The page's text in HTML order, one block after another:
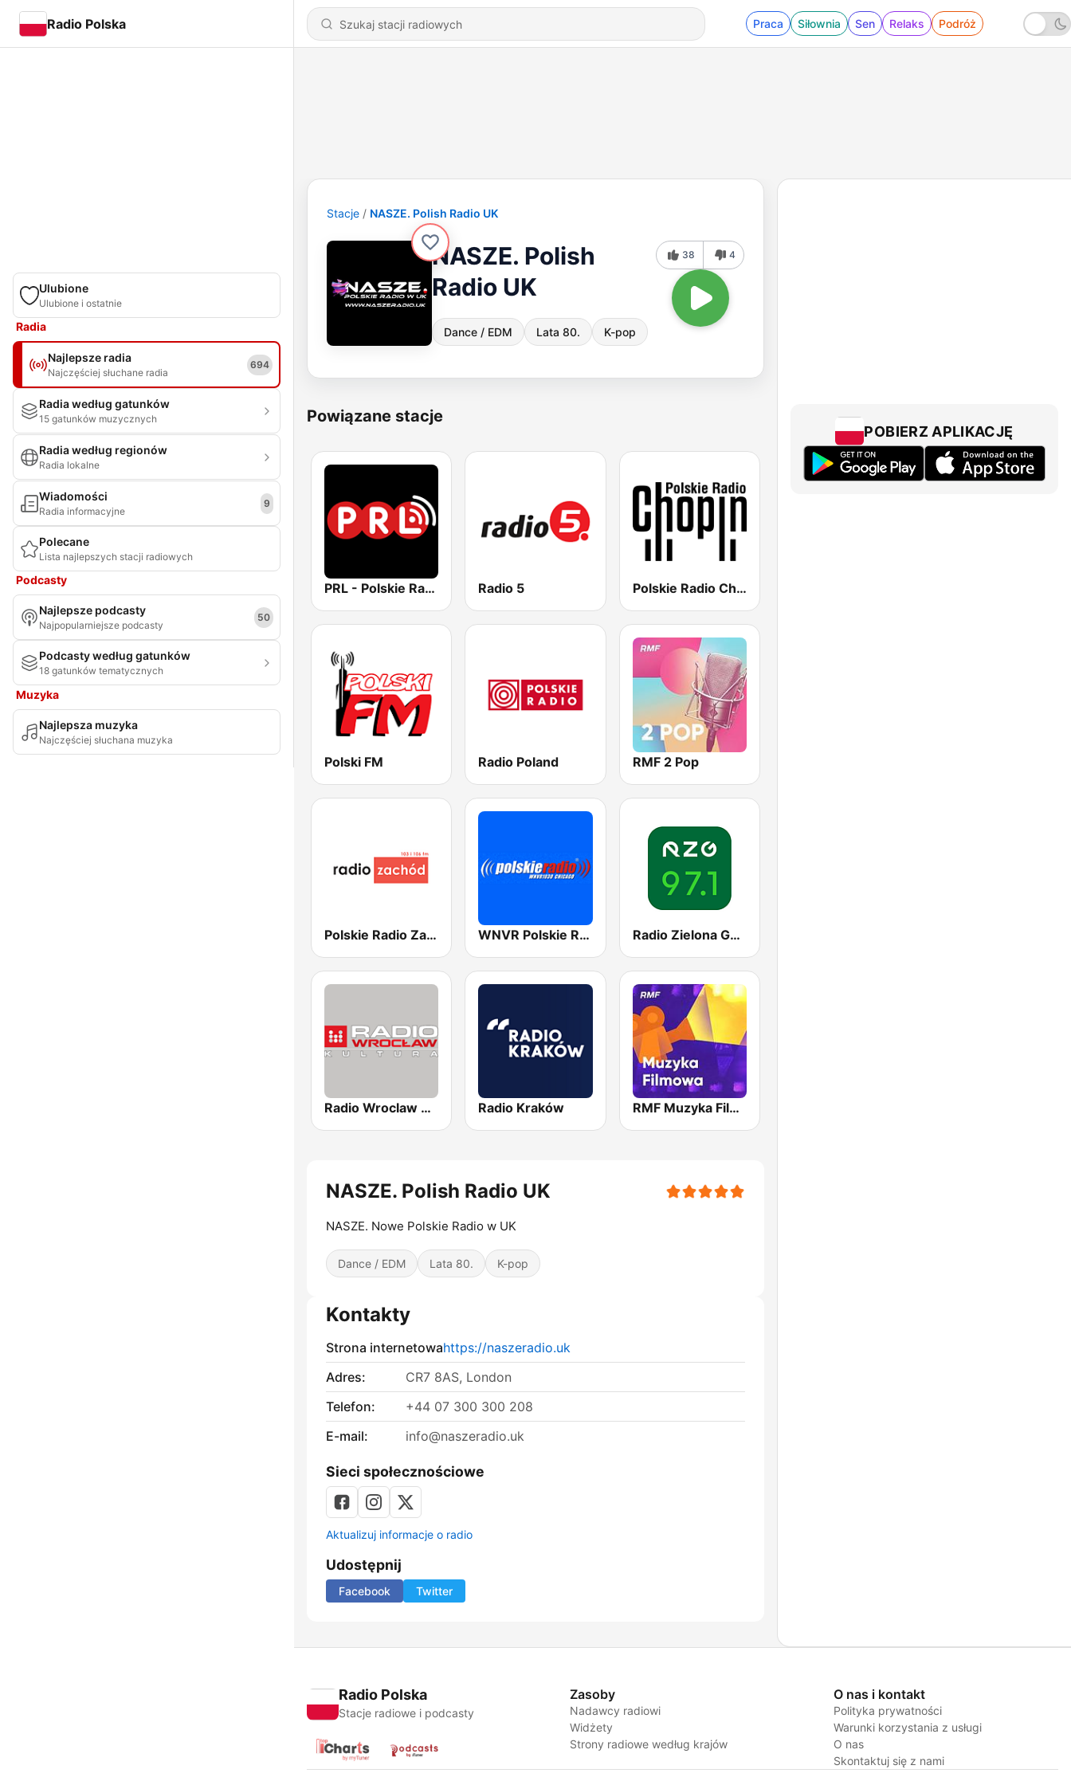
Radio Polska Praca Siłownia Sen Relaks Podróż
Ulubione
Ulubione i ostatnie
Radia
Najlepsze radia
Najczęściej słuchane radia
694
Radia według gatunków
15 gatunków muzycznych
Radia według regionów
Radia lokalne
Wiadomości
Radia informacyjne
9
Polecane
Lista najlepszych stacji radiowych
Podcasty
Najlepsze podcasty
Najpopularniejsze podcasty
50
Podcasty według gatunków
18 gatunków tematycznych
Muzyka
Najlepsza muzyka
Najczęściej słuchana muzyka
Stacje NASZE. Polish Radio UK
NASZE. Polish
Radio UK
Dance / EDM Lata 80. K-pop
38 4
Powiązane stacje
PRL - Polskie Radio Londyn Radio 5 Polskie Radio Chopin
Polski FM Radio Poland RMF 2 Pop
Polskie Radio Zachód 103FM WNVR Polskie Radio 1030 Chicago Radio Zielona Góra 97.1FM
Radio Wroclaw Kultura Radio Kraków RMF Muzyka Filmowa
NASZE. Polish Radio UK
NASZE. Nowe Polskie Radio w UK
Dance / EDM Lata 80. K-pop
Kontakty
Strona internetowahttps://naszeradio.uk
Adres:
CR7 8AS, London
Telefon:
+44 07 300 300 208
E-mail:
info@naszeradio.uk
Sieci społecznościowe
Aktualizuj informacje o radio
Udostępnij
Facebook Twitter
POBIERZ APLIKACJĘ
Radio Polska
Stacje radiowe i podcasty
Zasoby
Nadawcy radiowi
Widżety
Strony radiowe według krajów
O nas i kontakt
Polityka prywatności
Warunki korzystania z usługi
O nas
Skontaktuj się z nami